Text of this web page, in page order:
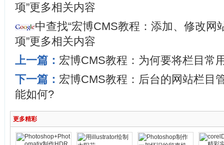
项”更多相关内容
中查找“宏博CMS教程：添加、修改网
项”更多相关内容
上一篇： 宏博CMS教程：为何要将栏目常
下一篇： 宏博CMS教程：后台的网站栏目
能如何?
更多精彩